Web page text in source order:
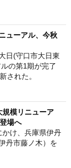
ューアル、今秋
日(守口市大日東
の第1期が完了
された。
規模リニューア
場へ
かけ、兵庫県伊丹
丹市藤ノ木）を